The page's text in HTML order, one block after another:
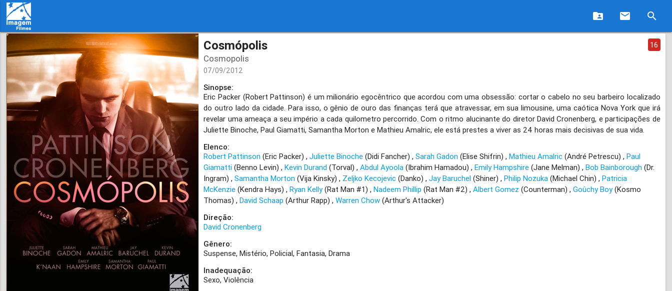
folder_shared email search
Cosmópolis 16
Cosmopolis
07/09/2012
Sinopse:
Eric Packer (Robert Pattinson) é um milionário egocêntrico que acordou com uma obsessão: cortar o cabelo no seu barbeiro localizado
do outro lado da cidade. Para isso, o gênio de ouro das finanças terá que atravessar, em sua limousine, uma caótica Nova York que irá
revelar uma ameaça a seu império a cada quilometro percorrido. Com o ritmo alucinante do diretor David Cronenberg, e participações de
Juliette Binoche, Paul Giamatti, Samantha Morton e Mathieu Amalric, ele está prestes a viver as 24 horas mais decisivas de sua vida.
Elenco:
Robert Pattinson (Eric Packer) Juliette Binoche (Didi Fancher) Sarah Gadon (Elise Shifrin) Mathieu Amalric (André Petrescu) Paul
Giamatti (Benno Levin) Kevin Durand (Torval) Abdul Ayoola (Ibrahim Hamadou) Emily Hampshire (Jane Melman) Bob Bainborough (Dr.
Ingram) Samantha Morton (Vija Kinsky) Zeljko Kecojevic (Danko) Jay Baruchel (Shiner) Philip Nozuka (Michael Chin) Patricia
McKenzie (Kendra Hays) Ryan Kelly(Rat Man #1) Nadeem Phillip (Rat Man #2) Albert Gomez (Counterman) Goûchy Boy(Kosmo
Thomas) David Schaap (Arthur Rapp) Warren Chow (Arthur's Attacker)
Direção:
David Cronenberg
Gênero:
Suspense Mistério Policial Fantasia Drama
Inadequação:
Sexo Violência